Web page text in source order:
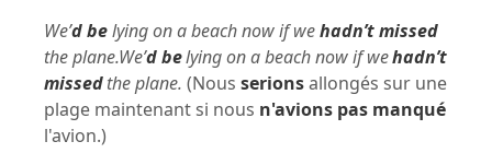
We’d belying on a beach now if wehadn’t missed
the plane.We’d belying on a beach now if wehadn’t
missedthe plane. (Nous serionsallongés sur une
plage maintenant si nous n'avions pas manqué
l'avion.)